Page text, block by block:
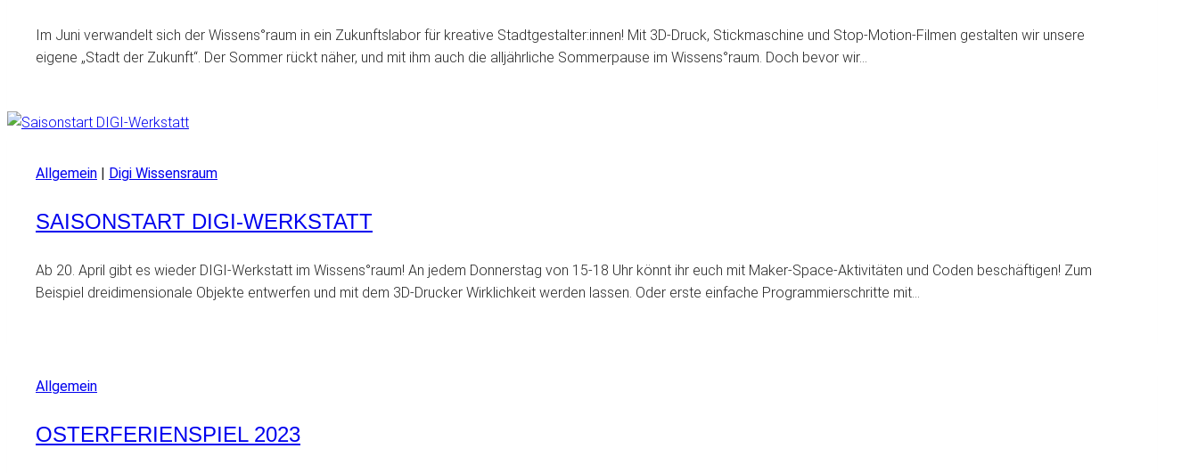
Im Juni verwandelt sich der Wissens°raum in ein Zukunftslabor für kreative Stadtgestalter:innen! Mit 3D-Druck, Stickmaschine und Stop-Motion-Filmen gestalten wir unsere
eigene „Stadt der Zukunft“. Der Sommer rückt näher, und mit ihm auch die alljährliche Sommerpause im Wissens°raum. Doch bevor wir…
Allgemein Digi Wissensraum
SAISONSTART DIGI-WERKSTATT
Ab 20. April gibt es wieder DIGI-Werkstatt im Wissens°raum! An jedem Donnerstag von 15-18 Uhr könnt ihr euch mit Maker-Space-Aktivitäten und Coden beschäftigen! Zum
Beispiel dreidimensionale Objekte entwerfen und mit dem 3D-Drucker Wirklichkeit werden lassen. Oder erste einfache Programmierschritte mit…
Allgemein
OSTERFERIENSPIEL 2023